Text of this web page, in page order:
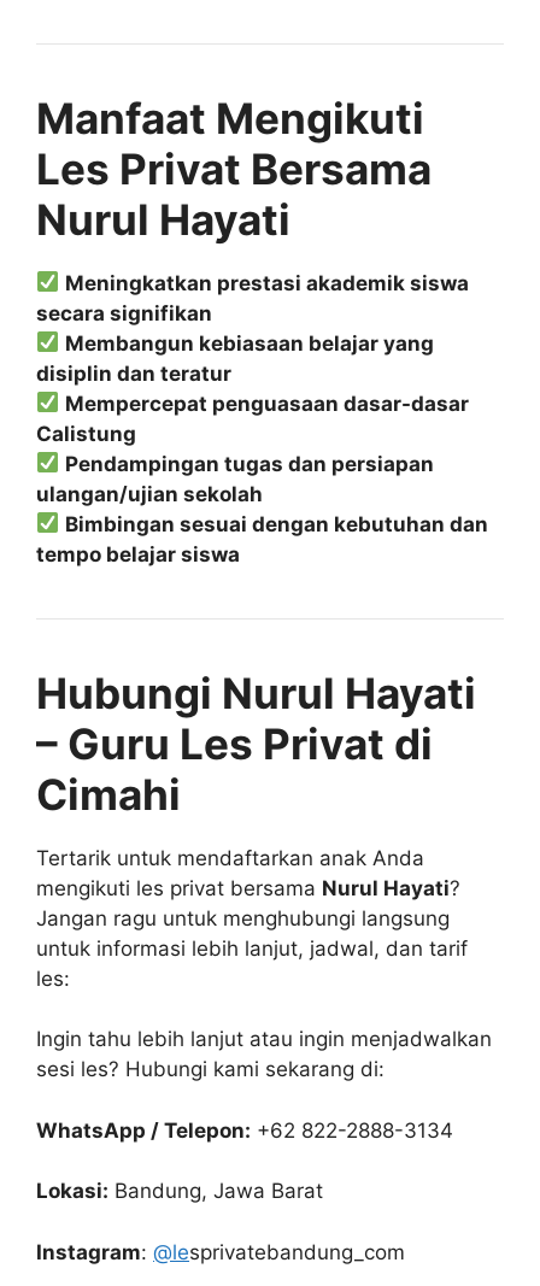
Manfaat Mengikuti
Les Privat Bersama
Nurul Hayati
Meningkatkan prestasi akademik siswa
secara signifikan
Membangun kebiasaan belajar yang
disiplin dan teratur
Mempercepat penguasaan dasar-dasar
Calistung
Pendampingan tugas dan persiapan
ulangan/ujian sekolah
Bimbingan sesuai dengan kebutuhan dan
tempo belajar siswa
Hubungi Nurul Hayati
– Guru Les Privat di
Cimahi
Tertarik untuk mendaftarkan anak Anda
mengikuti les privat bersama Nurul Hayati?
Jangan ragu untuk menghubungi langsung
untuk informasi lebih lanjut, jadwal, dan tarif
les:
Ingin tahu lebih lanjut atau ingin menjadwalkan
sesi les? Hubungi kami sekarang di:
WhatsApp / Telepon: +62 822-2888-3134
Lokasi: Bandung, Jawa Barat
Instagram: @lesprivatebandung_com